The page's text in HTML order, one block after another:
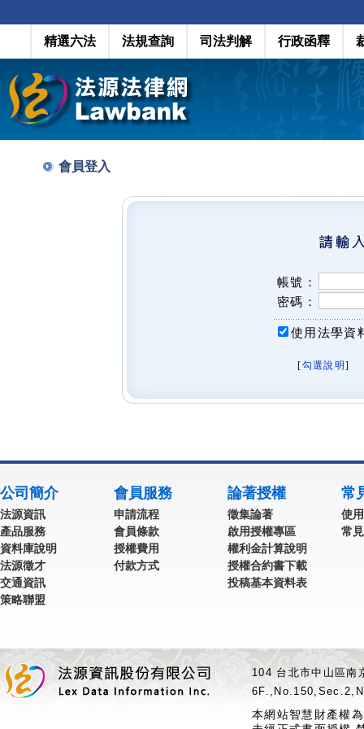
精選六法 法規查詢 司法判解 行政函釋
會員登入
帳號：
密碼：
使用法學資
[勾選說明 ]
公司簡介
法源資訊
產品服務
資料庫說明
法源徵才
交通資訊
策略聯盟
會員服務
申請流程
會員條款
授權費用
付款方式
論著授權
徵集論著
啟用授權專區
權利金計算說明
授權合約書下載
投稿基本資料表
常
使
常
104 台北市中山區
本網站智慧財產權